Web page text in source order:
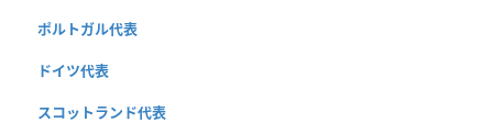
ポルトガル代表
ドイツ代表
スコットランド代表